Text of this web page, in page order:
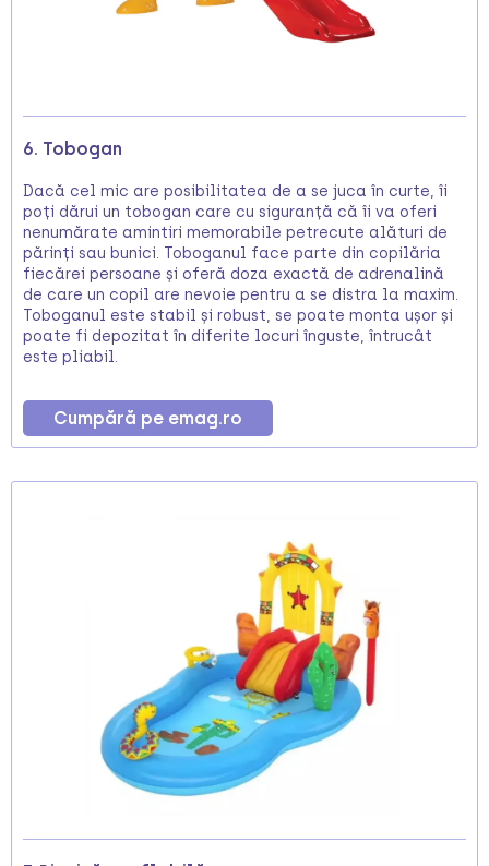
6. Tobogan
Dacă cel mic are posibilitatea de a se juca în curte, îi
poți dărui un tobogan care cu siguranță că îi va oferi
nenumărate amintiri memorabile petrecute alături de
părinți sau bunici. Toboganul face parte din copilăria
fiecărei persoane și oferă doza exactă de adrenalină
de care un copil are nevoie pentru a se distra la maxim.
Toboganul este stabil și robust, se poate monta ușor și
poate fi depozitat în diferite locuri înguste, întrucât
este pliabil.
Cumpără pe emag.ro